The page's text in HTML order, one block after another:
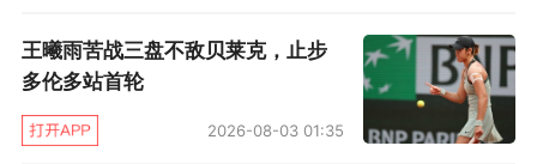
了。
王曦雨说，她确实做了很多肩背部的训练，矫正
王曦雨苦战三盘不敌贝莱克，止步
多伦多站首轮
2026-08-03 01:35